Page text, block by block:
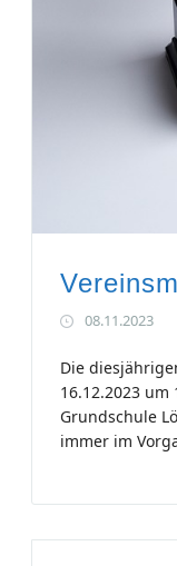
08.11.2023
Die
16.12.2023
Grundschule
immer im